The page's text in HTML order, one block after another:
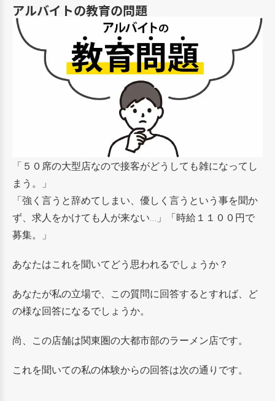
アルバイトの教育の問題
「５０席の大型店なので接客がどうしても雑になってし
まう。」
「強く言うと辞めてしまい、優しく言うという事を聞か
ず、求人をかけても人が来ない…」「時給１１００円で
募集。」
あなたはこれを聞いてどう思われるでしょうか？
あなたが私の立場で、この質問に回答するとすれば、ど
の様な回答になるでしょうか。
尚、この店舗は関東圏の大都市部のラーメン店です。
これを聞いての私の体験からの回答は次の通りです。